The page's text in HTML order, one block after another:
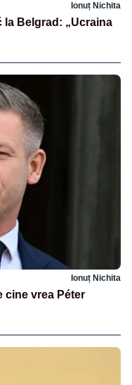
Ionuț Nichita
la Belgrad: „Ucraina
Ionuț Nichita
cine vrea Péter